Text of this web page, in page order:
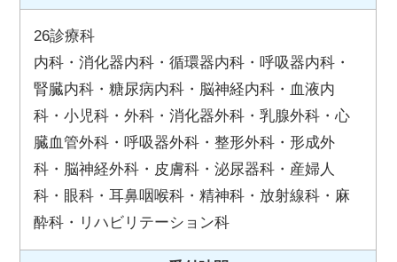
26診療科
内科・消化器内科・循環器内科・呼吸器内科・
腎臓内科・糖尿病内科・脳神経内科・血液内
科・小児科・外科・消化器外科・乳腺外科・心
臓血管外科・呼吸器外科・整形外科・形成外
科・脳神経外科・皮膚科・泌尿器科・産婦人
科・眼科・耳鼻咽喉科・精神科・放射線科・麻
酔科・リハビリテーション科